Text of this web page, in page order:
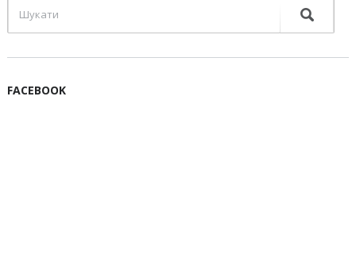
FACEBOOK